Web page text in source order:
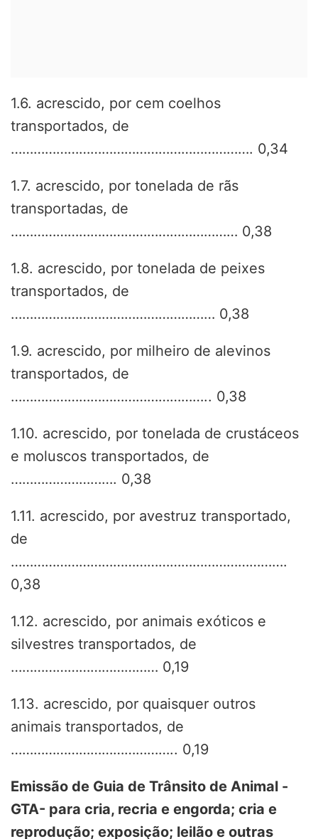
1.6. acrescido, por cem coelhos
transportados, de
………………………………………………………. 0,34
1.7. acrescido, por tonelada de rãs
transportadas, de
…………………………………………………… 0,38
1.8. acrescido, por tonelada de peixes
transportados, de
……………………………………………… 0,38
1.9. acrescido, por milheiro de alevinos
transportados, de
…………………………………………….. 0,38
1.10. acrescido, por tonelada de crustáceos
e moluscos transportados, de
………………………. 0,38
1.11. acrescido, por avestruz transportado,
de
……………………………………………………………….
0,38
1.12. acrescido, por animais exóticos e
silvestres transportados, de
………………………………… 0,19
1.13. acrescido, por quaisquer outros
animais transportados, de
…………………………………….. 0,19
Emissão de Guia de Trânsito de Animal -
GTA- para cria, recria e engorda; cria e
reprodução; exposição; leilão e outras